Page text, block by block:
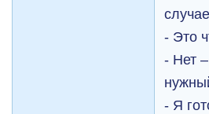
- Это
- Нет
- Я